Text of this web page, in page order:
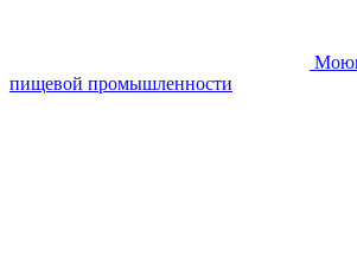
пищевой промышленности